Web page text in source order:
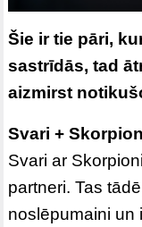
Šie ir tie pāri,
sastrīdās, tad
aizmirst
Svari +
Svari ar
partneri. Tas
noslēpumaini un